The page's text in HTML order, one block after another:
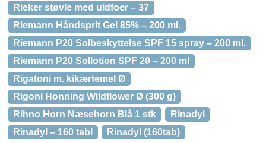
Rieker støvle med uldfoer – 37
Riemann Håndsprit Gel 85% – 200 ml.
Riemann P20 Solbeskyttelse SPF 15 spray – 200 ml.
Riemann P20 Sollotion SPF 20 – 200 ml
Rigatoni m. kikærtemel Ø
Rigoni Honning Wildflower Ø (300 g)
Rihno Horn Næsehorn Blå 1 stk
Rinadyl
Rinadyl – 160 tabl
Rinadyl (160tab)